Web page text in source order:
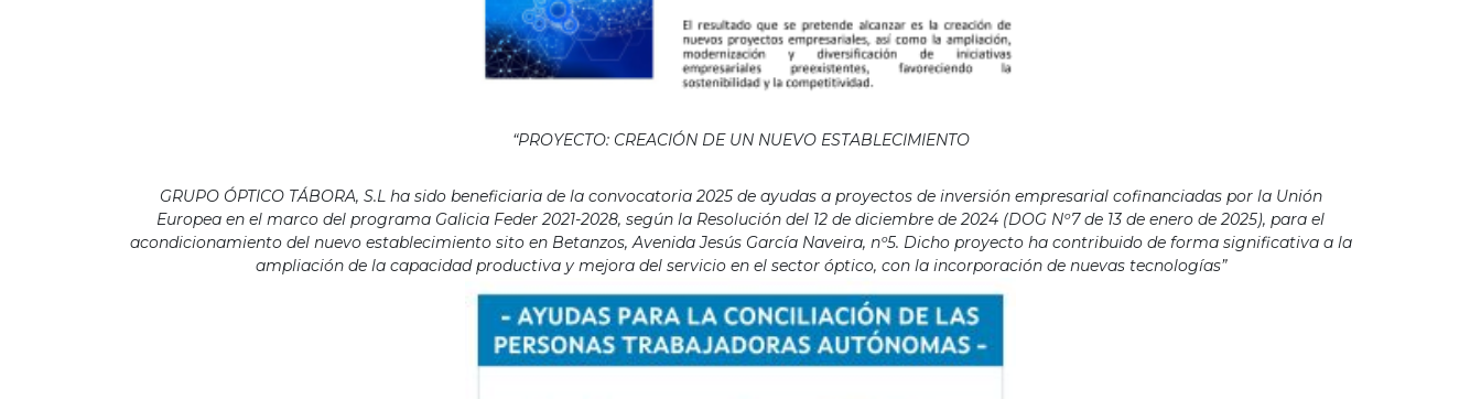
“PROYECTO: CREACIÓN DE UN NUEVO ESTABLECIMIENTO
GRUPO ÓPTICO TÁBORA, S.L ha sido beneficiaria de la convocatoria 2025 de ayudas a proyectos de inversión empresarial cofinanciadas por la Unión
Europea en el marco del programa Galicia Feder 2021-2028, según la Resolución del 12 de diciembre de 2024 (DOG Nº7 de 13 de enero de 2025), para el
acondicionamiento del nuevo establecimiento sito en Betanzos, Avenida Jesús García Naveira, nº5. Dicho proyecto ha contribuido de forma significativa a la
ampliación de la capacidad productiva y mejora del servicio en el sector óptico, con la incorporación de nuevas tecnologías”